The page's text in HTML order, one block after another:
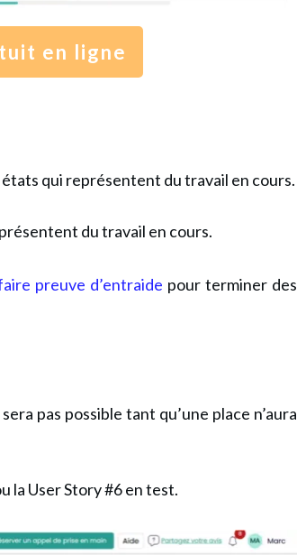
en ligne
qui représentent du travail en cours.
du travail en cours.
preuve d’entraide pour terminer des
pas possible tant qu’une place n’aura
la User Story #6 en test.